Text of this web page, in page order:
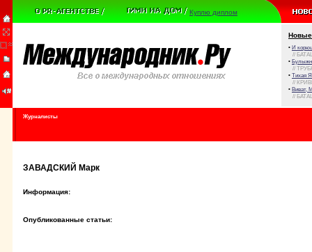
Куплю диплом
Новые
• И
//
•
//
• Тихая
//
• Виват,
//
Журналисты
ЗАВАДСКИЙ Марк
Информация:
Опубликованные статьи: